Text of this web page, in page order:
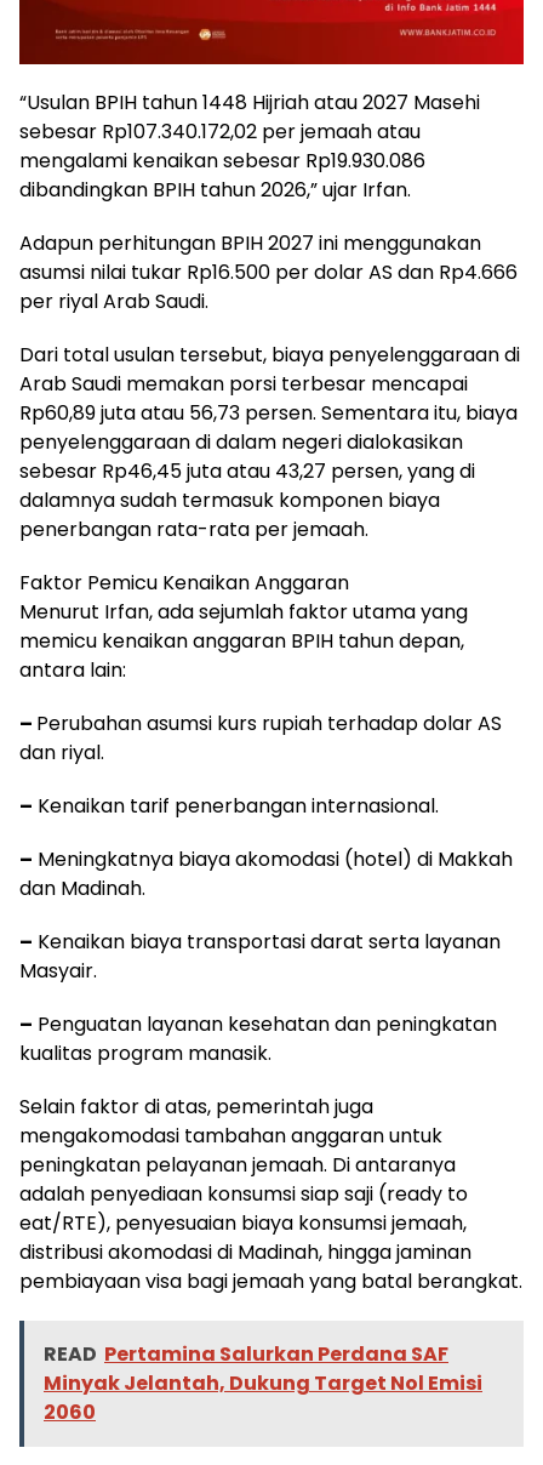
“Usulan BPIH tahun 1448 Hijriah atau 2027 Masehi
sebesar Rp107.340.172,02 per jemaah atau
mengalami kenaikan sebesar Rp19.930.086
dibandingkan BPIH tahun 2026,” ujar Irfan.
Adapun perhitungan BPIH 2027 ini menggunakan
asumsi nilai tukar Rp16.500 per dolar AS dan Rp4.666
per riyal Arab Saudi.
Dari total usulan tersebut, biaya penyelenggaraan di
Arab Saudi memakan porsi terbesar mencapai
Rp60,89 juta atau 56,73 persen. Sementara itu, biaya
penyelenggaraan di dalam negeri dialokasikan
sebesar Rp46,45 juta atau 43,27 persen, yang di
dalamnya sudah termasuk komponen biaya
penerbangan rata-rata per jemaah.
Faktor Pemicu Kenaikan Anggaran
Menurut Irfan, ada sejumlah faktor utama yang
memicu kenaikan anggaran BPIH tahun depan,
antara lain:
– Perubahan asumsi kurs rupiah terhadap dolar AS
dan riyal.
– Kenaikan tarif penerbangan internasional.
– Meningkatnya biaya akomodasi (hotel) di Makkah
dan Madinah.
– Kenaikan biaya transportasi darat serta layanan
Masyair.
– Penguatan layanan kesehatan dan peningkatan
kualitas program manasik.
Selain faktor di atas, pemerintah juga
mengakomodasi tambahan anggaran untuk
peningkatan pelayanan jemaah. Di antaranya
adalah penyediaan konsumsi siap saji (ready to
eat/RTE), penyesuaian biaya konsumsi jemaah,
distribusi akomodasi di Madinah, hingga jaminan
pembiayaan visa bagi jemaah yang batal berangkat.
READ Pertamina Salurkan Perdana SAF
Minyak Jelantah, Dukung Target Nol Emisi
2060